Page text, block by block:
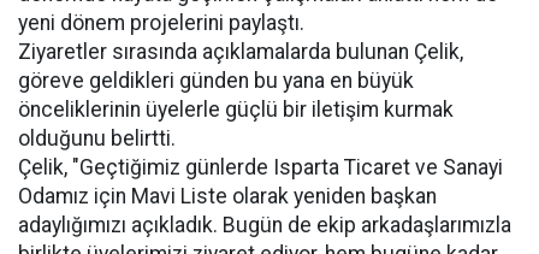
yeni dönem projelerini paylaştı.
Ziyaretler sırasında açıklamalarda bulunan Çelik,
göreve geldikleri günden bu yana en büyük
önceliklerinin üyelerle güçlü bir iletişim kurmak
olduğunu belirtti.
Çelik, "Geçtiğimiz günlerde Isparta Ticaret ve Sanayi
Odamız için Mavi Liste olarak yeniden başkan
adaylığımızı açıkladık. Bugün de ekip arkadaşlarımızla